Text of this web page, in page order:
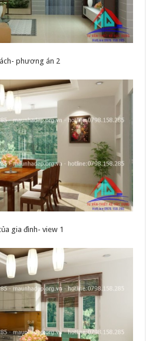
phương án 2
gia đình- view 1